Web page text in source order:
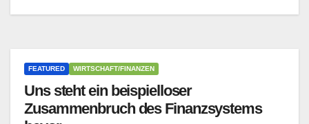
FEATURED WIRTSCHAFT/FINANZEN
Uns steht ein beispielloser
Zusammenbruch des Finanzsystems